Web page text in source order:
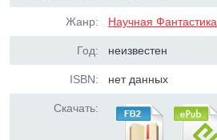
Жанр: Научная Фантастика
Год: неизвестен
ISBN: нет данных
Скачать: